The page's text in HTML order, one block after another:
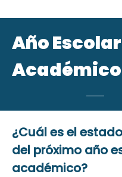
Año Escolar
Académico
¿Cuál es el
del próximo año
académico?